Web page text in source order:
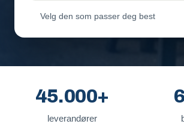
Velg den som passer deg best
45.000+
leverandører